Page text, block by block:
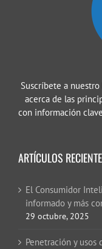
Suscríbete a
acerca de las
con información
ARTÍCULOS
El Consumidor
informado y más
29 octubre, 2025
Penetración y